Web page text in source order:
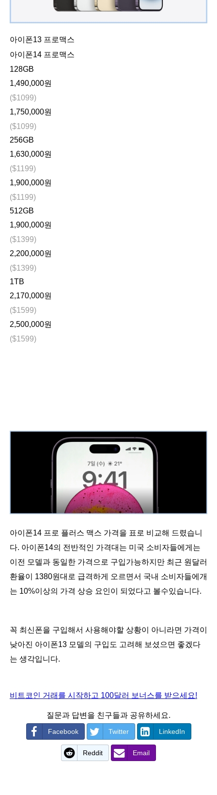
아이폰13 프로맥스
아이폰14 프로맥스
128GB
1,490,000원
($1099)
1,750,000원
($1099)
256GB
1,630,000원
($1199)
1,900,000원
($1199)
512GB
1,900,000원
($1399)
2,200,000원
($1399)
1TB
2,170,000원
($1599)
2,500,000원
($1599)
아이폰14 프로 플러스 맥스 가격을 표로 비교해 드렸습니
다. 아이폰14의 전반적인 가격대는 미국 소비자들에게는
이전 모델과 동일한 가격으로 구입가능하지만 최근 원달러
환율이 1380원대로 급격하게 오르면서 국내 소비자들에개
는 10%이상의 가격 상승 요인이 되었다고 볼수있습니다.
꼭 최신폰을 구입해서 사용해야할 상황이 아니라면 가격이
낮아진 아이폰13 모델의 구입도 고려해 보셨으면 좋겠다
는 생각입니다.
비트코인 거래를 시작하고 100달러 보너스를 받으세요!
질문과 답변을 친구들과 공유하세요.
Facebook Twitter LinkedIn
Reddit Email